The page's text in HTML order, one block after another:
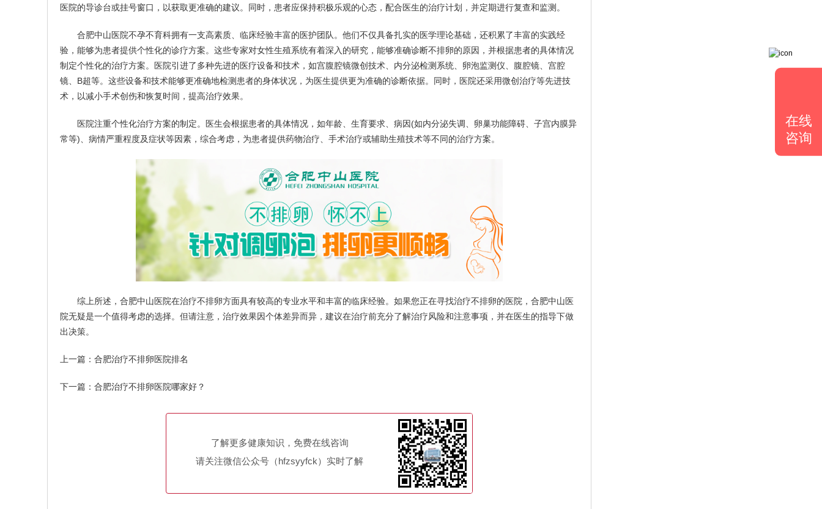
医院的导诊台或挂号窗口，以获取更准确的建议。同时，患者应保持积极乐观的心态，配合医生的治疗计划，并定期进行复查和监测。
合肥中山医院不孕不育科拥有一支高素质、临床经验丰富的医护团队。他们不仅具备扎实的医学理论基础，还积累了丰富的实践经
验，能够为患者提供个性化的诊疗方案。这些专家对女性生殖系统有着深入的研究，能够准确诊断不排卵的原因，并根据患者的具体情况
制定个性化的治疗方案。医院引进了多种先进的医疗设备和技术，如宫腹腔镜微创技术、内分泌检测系统、卵泡监测仪、腹腔镜、宫腔
镜、B超等。这些设备和技术能够更准确地检测患者的身体状况，为医生提供更为准确的诊断依据。同时，医院还采用微创治疗等先进技
术，以减小手术创伤和恢复时间，提高治疗效果。
医院注重个性化治疗方案的制定。医生会根据患者的具体情况，如年龄、生育要求、病因(如内分泌失调、卵巢功能障碍、子宫内膜异
常等)、病情严重程度及症状等因素，综合考虑，为患者提供药物治疗、手术治疗或辅助生殖技术等不同的治疗方案。
综上所述，合肥中山医院在治疗不排卵方面具有较高的专业水平和丰富的临床经验。如果您正在寻找治疗不排卵的医院，合肥中山医
院无疑是一个值得考虑的选择。但请注意，治疗效果因个体差异而异，建议在治疗前充分了解治疗风险和注意事项，并在医生的指导下做
出决策。
上一篇： 合肥治疗不排卵医院排名
下一篇： 合肥治疗不排卵医院哪家好？
了解更多健康知识，免费在线咨询
请关注微信公众号（hfzsyyfck）实时了解
在线
咨询